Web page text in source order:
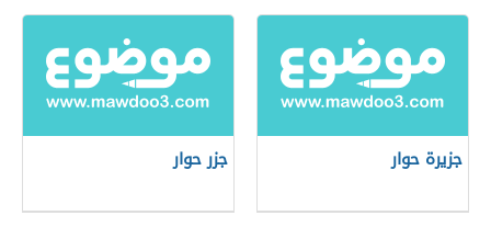
جزيرة حوار جزر حوار